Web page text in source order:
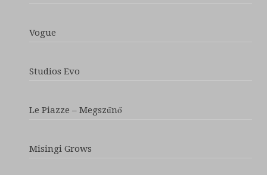
Vogue
Studios Evo
Le Piazze – Megszűnő
Misingi Grows